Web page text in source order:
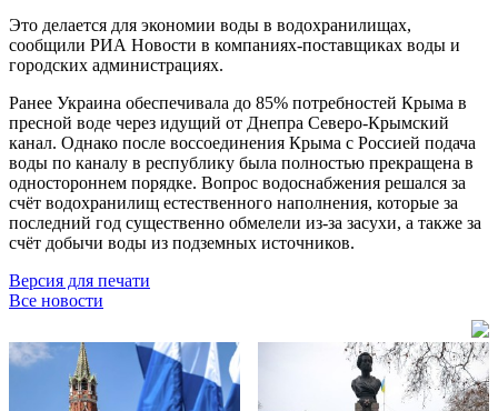
Это делается для экономии воды в водохранилищах,
сообщили РИА Новости в компаниях-поставщиках воды и
городских администрациях.
Ранее Украина обеспечивала до 85% потребностей Крыма в
пресной воде через идущий от Днепра Северо-Крымский
канал. Однако после воссоединения Крыма с Россией подача
воды по каналу в республику была полностью прекращена в
одностороннем порядке. Вопрос водоснабжения решался за
счёт водохранилищ естественного наполнения, которые за
последний год существенно обмелели из-за засухи, а также за
счёт добычи воды из подземных источников.
Версия для печати
Все новости